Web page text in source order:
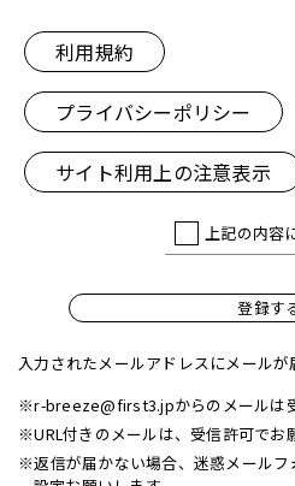
利用規約
プライバシーポリシー
サイト利用上の注意表示
上記の内容
登録す
入力されたメールアドレスにメールが
※r-breeze@first3.jpからのメールは受
※URL付きのメールは、受信許可でお
※返信が届かない場合、迷惑メール